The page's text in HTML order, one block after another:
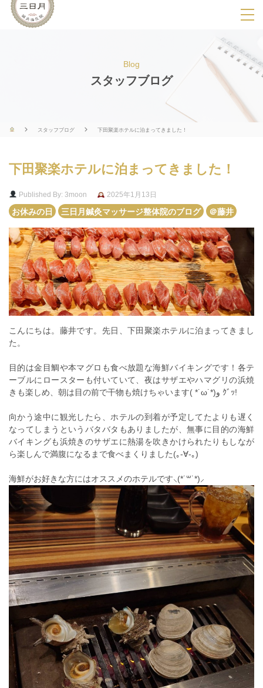
SPメニ
ー
展
用
ボ
Blog
スタッフブログ
スタッフブログ 下田聚楽ホテルに泊まってきました！
下田聚楽ホテルに泊まってきました！
Published By: 3moon
2025年1月13日
お休みの日
三日月鍼灸マッサージ整体院のブログ ＠藤井
こんにちは。藤井です。先日、下田聚楽ホテルに泊まってきまし
た。
目的は金目鯛や本マグロも食べ放題な海鮮バイキングです！各テ
ーブルにロースターも付いていて、夜はサザエやハマグリの浜焼
きも楽しめ、朝は目の前で干物も焼けちゃいます( *˙ω˙*)و ｸﾞｯ!
向かう途中に観光したら、ホテルの到着が予定してたよりも遅く
なってしまうというバタバタもありましたが、無事に目的の海鮮
バイキングも浜焼きのサザエに熱湯を吹きかけられたりもしなが
ら楽しんで満腹になるまで食べまくりました(｡-∀-｡)
海鮮がお好きな方にはオススメのホテルです⸜(*˙꒳˙*)⸝